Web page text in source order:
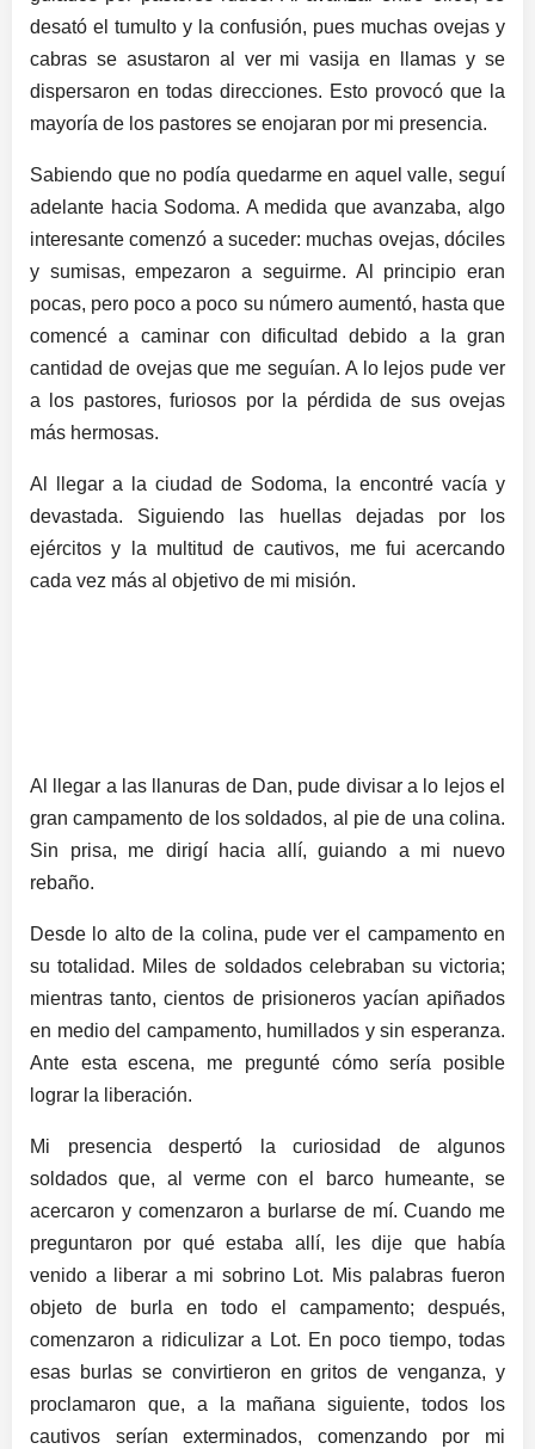
desató el tumulto y la confusión, pues muchas ovejas y
cabras se asustaron al ver mi vasija en llamas y se
dispersaron en todas direcciones. Esto provocó que la
mayoría de los pastores se enojaran por mi presencia.
Sabiendo que no podía quedarme en aquel valle, seguí
adelante hacia Sodoma. A medida que avanzaba, algo
interesante comenzó a suceder: muchas ovejas, dóciles
y sumisas, empezaron a seguirme. Al principio eran
pocas, pero poco a poco su número aumentó, hasta que
comencé a caminar con dificultad debido a la gran
cantidad de ovejas que me seguían. A lo lejos pude ver
a los pastores, furiosos por la pérdida de sus ovejas
más hermosas.
Al llegar a la ciudad de Sodoma, la encontré vacía y
devastada. Siguiendo las huellas dejadas por los
ejércitos y la multitud de cautivos, me fui acercando
cada vez más al objetivo de mi misión.
Al llegar a las llanuras de Dan, pude divisar a lo lejos el
gran campamento de los soldados, al pie de una colina.
Sin prisa, me dirigí hacia allí, guiando a mi nuevo
rebaño.
Desde lo alto de la colina, pude ver el campamento en
su totalidad. Miles de soldados celebraban su victoria;
mientras tanto, cientos de prisioneros yacían apiñados
en medio del campamento, humillados y sin esperanza.
Ante esta escena, me pregunté cómo sería posible
lograr la liberación.
Mi presencia despertó la curiosidad de algunos
soldados que, al verme con el barco humeante, se
acercaron y comenzaron a burlarse de mí. Cuando me
preguntaron por qué estaba allí, les dije que había
venido a liberar a mi sobrino Lot. Mis palabras fueron
objeto de burla en todo el campamento; después,
comenzaron a ridiculizar a Lot. En poco tiempo, todas
esas burlas se convirtieron en gritos de venganza, y
proclamaron que, a la mañana siguiente, todos los
cautivos serían exterminados, comenzando por mi